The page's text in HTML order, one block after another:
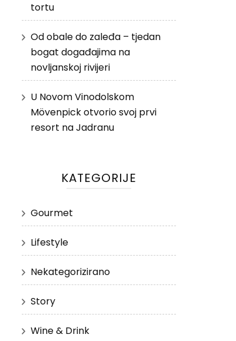
tortu
Od obale do zaleđa – tjedan
bogat događajima na
novljanskoj rivijeri
U Novom Vinodolskom
Mövenpick otvorio svoj prvi
resort na Jadranu
KATEGORIJE
Gourmet
Lifestyle
Nekategorizirano
Story
Wine & Drink